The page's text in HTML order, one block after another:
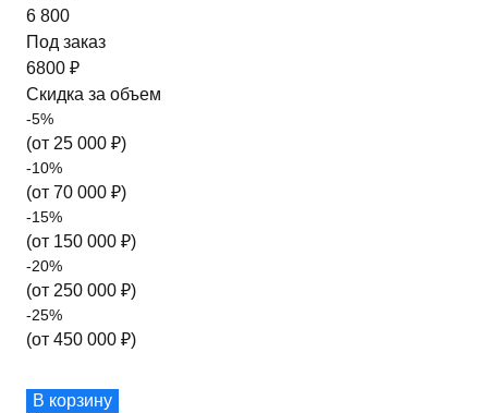
6 800
Под заказ
6800 ₽
Скидка за объем
-5%
(от 25 000 ₽)
-10%
(от 70 000 ₽)
-15%
(от 150 000 ₽)
-20%
(от 250 000 ₽)
-25%
(от 450 000 ₽)
В корзину